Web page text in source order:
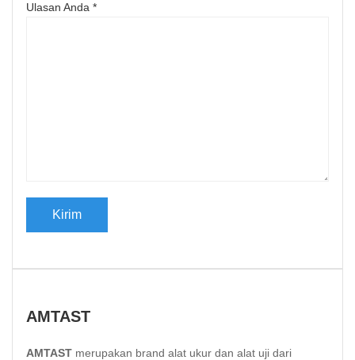
Ulasan Anda *
AMTAST
AMTAST merupakan brand alat ukur dan alat uji dari